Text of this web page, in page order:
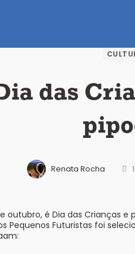
das
Renata Rocha
outubro, é Dia das Crianças
Pequenos Futuristas foi